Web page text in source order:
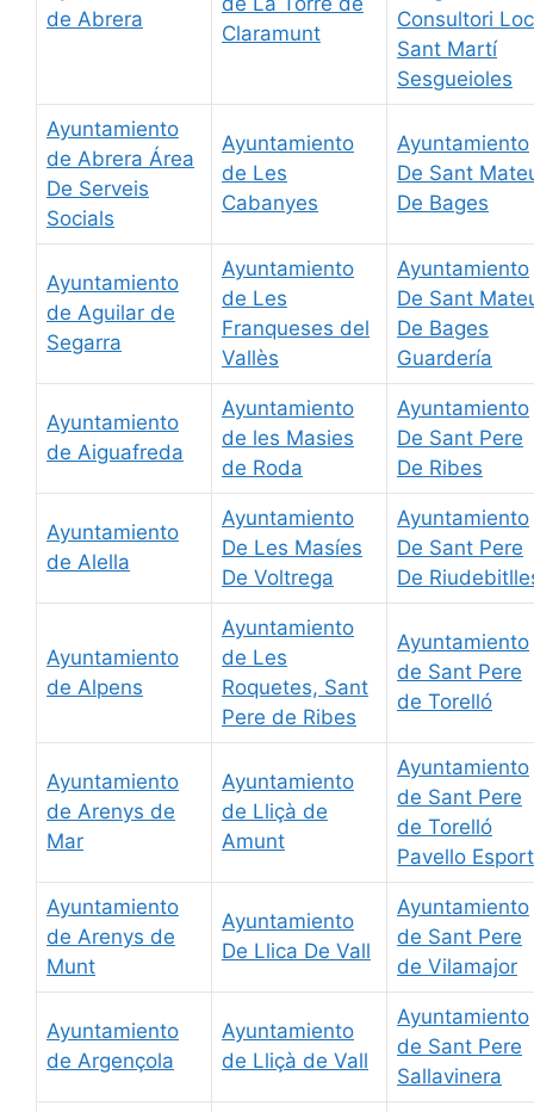
de Abrera
Claramunt
Consultori
Sant Martí
Sesgueioles
Ayuntamiento
de Abrera Área
De Serveis
Socials
Ayuntamiento
de Les
Cabanyes
Ayuntamiento
De Sant
De Bages
Ayuntamiento
de Aguilar de
Segarra
Ayuntamiento
de Les
Franqueses del
Vallès
Ayuntamiento
De Sant
De Bages
Guardería
Ayuntamiento
de Aiguafreda
Ayuntamiento
de les Masies
de Roda
Ayuntamiento
De Sant Pere
De Ribes
Ayuntamiento
de Alella
Ayuntamiento
De Les Masíes
De Voltrega
Ayuntamiento
De Sant Pere
De
Ayuntamiento
de Alpens
Ayuntamiento
de Les
Roquetes, Sant
Pere de Ribes
Ayuntamiento
de Sant Pere
de Torelló
Ayuntamiento
de Arenys de
Mar
Ayuntamiento
de Lliçà de
Amunt
Ayuntamiento
de Sant Pere
de Torelló
Pavello
Ayuntamiento
de Arenys de
Munt
Ayuntamiento
De Llica De Vall
Ayuntamiento
de Sant Pere
de Vilamajor
Ayuntamiento
de Argençola
Ayuntamiento
de Lliçà de Vall
Ayuntamiento
de Sant Pere
Sallavinera